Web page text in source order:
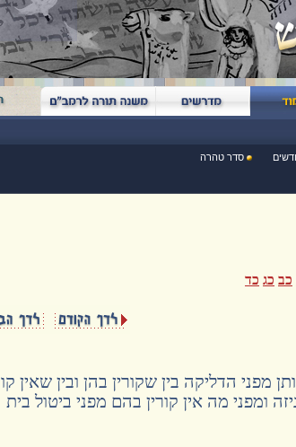
סדר טהרה
כב כג כד
מפני הדליקה בין שקורין בהן ובין שאין
ומפני מה אין קורין בהם מפני ביטול בית